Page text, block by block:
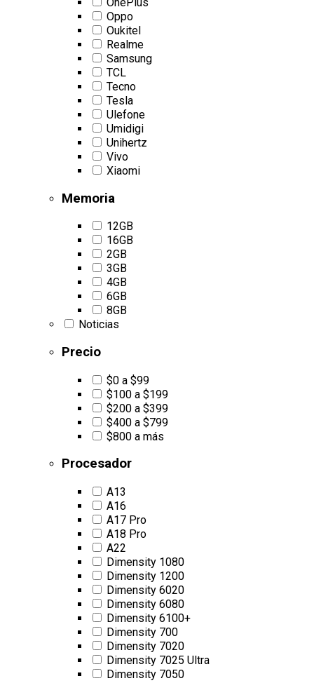
Oppo
Oukitel
Realme
Samsung
TCL
Tecno
Tesla
Ulefone
Umidigi
Unihertz
Vivo
Xiaomi
Memoria
12GB
16GB
2GB
3GB
4GB
6GB
8GB
Noticias
Precio
$0 a $99
$100 a $199
$200 a $399
$400 a $799
$800 a más
Procesador
A13
A16
A17 Pro
A18 Pro
A22
Dimensity 1080
Dimensity 1200
Dimensity 6020
Dimensity 6080
Dimensity 6100+
Dimensity 700
Dimensity 7020
Dimensity 7025 Ultra
Dimensity 7050